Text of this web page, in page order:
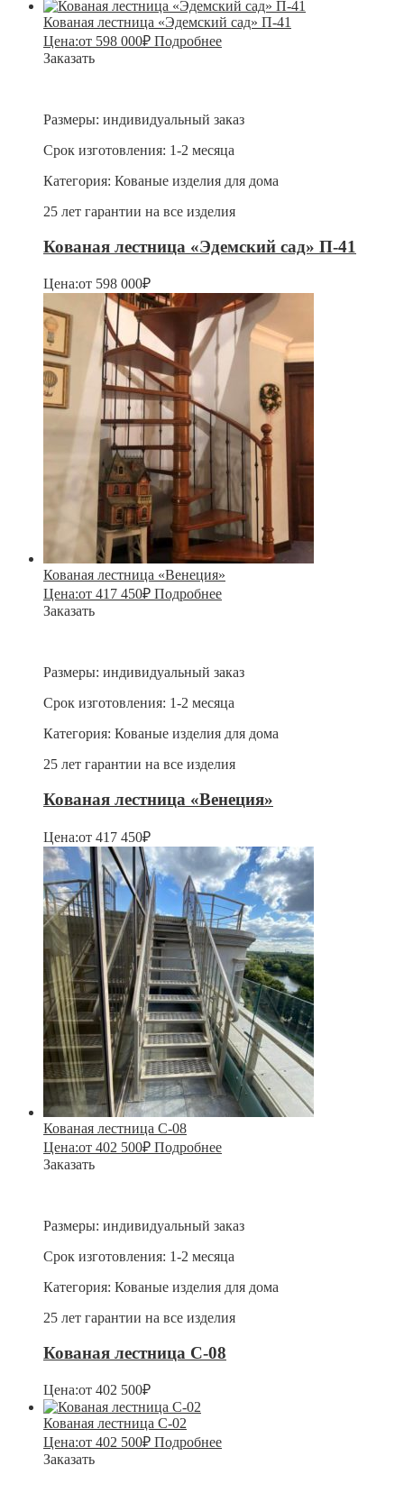
Кованая лестница «Эдемский сад» П-41
Цена:от 598 000₽ Подробнее
Заказать
Размеры: индивидуальный заказ
Срок изготовления: 1-2 месяца
Категория: Кованые изделия для дома
25 лет гарантии на все изделия
Кованая лестница «Эдемский сад» П-41
Цена:от 598 000₽
Кованая лестница «Венеция»
Цена:от 417 450₽ Подробнее
Заказать
Размеры: индивидуальный заказ
Срок изготовления: 1-2 месяца
Категория: Кованые изделия для дома
25 лет гарантии на все изделия
Кованая лестница «Венеция»
Цена:от 417 450₽
Кованая лестница С-08
Цена:от 402 500₽ Подробнее
Заказать
Размеры: индивидуальный заказ
Срок изготовления: 1-2 месяца
Категория: Кованые изделия для дома
25 лет гарантии на все изделия
Кованая лестница С-08
Цена:от 402 500₽
Кованая лестница С-02
Цена:от 402 500₽ Подробнее
Заказать